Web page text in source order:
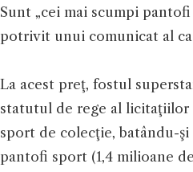
Sunt „cei mai scumpi
potrivit unui comunicat al
La acest preţ, fostul
statutul de rege al licitaţiilor
sport de colecţie, batându-
pantofi sport (1,4 milioane